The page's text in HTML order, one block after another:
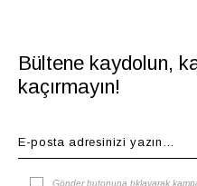
Bültene kaydolun,
kaçırmayın!
Gönder butonuna tıklayarak